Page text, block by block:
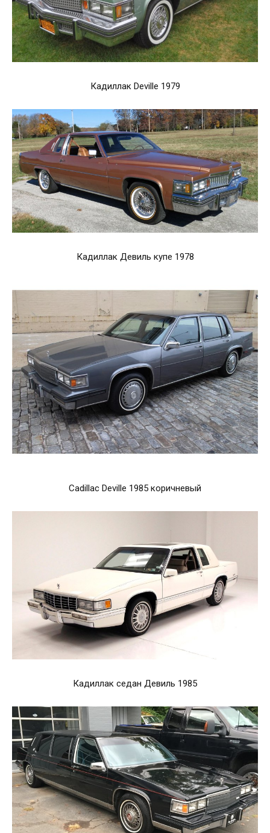
Кадиллак Deville 1979
Кадиллак Девиль купе 1978
Cadillac Deville 1985 коричневый
Кадиллак седан Девиль 1985